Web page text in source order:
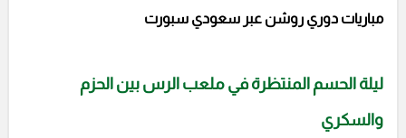
مباريات دوري روشن عبر سعودي سبورت
ليلة الحسم المنتظرة في ملعب الرس بين الحزم
والسكري